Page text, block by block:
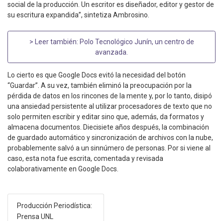
social de la producción. Un escritor es diseñador, editor y gestor de
su escritura expandida”, sintetiza Ambrosino.
> Leer también: Polo Tecnológico Junín, un centro de
avanzada
Lo cierto es que Google Docs evitó la necesidad del botón
“Guardar”. A su vez, también eliminó la preocupación por la
pérdida de datos en los rincones de la mente y, por lo tanto, disipó
una ansiedad persistente al utilizar procesadores de texto que no
solo permiten escribir y editar sino que, además, da formatos y
almacena documentos. Diecisiete años después, la combinación
de guardado automático y sincronización de archivos con la nube,
probablemente salvó a un sinnúmero de personas. Por si viene al
caso, esta nota fue escrita, comentada y revisada
colaborativamente en Google Docs.
Producción Periodística:
Prensa UNL